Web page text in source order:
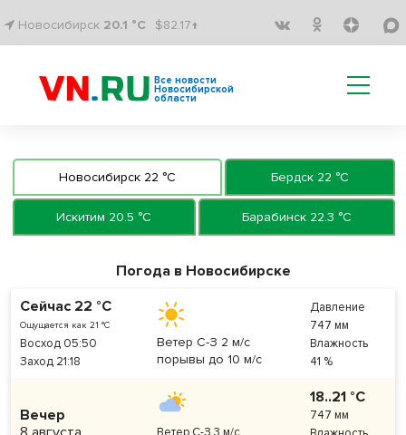
Новосибирск 20.1 °C $82.17↑
Все новости
Новосибирской
области
Новосибирск 22 °C Бердск 22 °C
Искитим 20.5 °C Барабинск 22.3 °C
Погода в Новосибирске
Сейчас 22 °C
Ощущается как 21 °C
Восход 05:50
Заход 21:18
Ветер С-З 2 м/с
порывы до 10 м/с
Давление
747 мм
Влажность
41 %
Вечер
18..21 °C
747 мм